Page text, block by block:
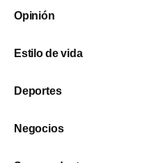
Opinión
Estilo de vida
Deportes
Negocios